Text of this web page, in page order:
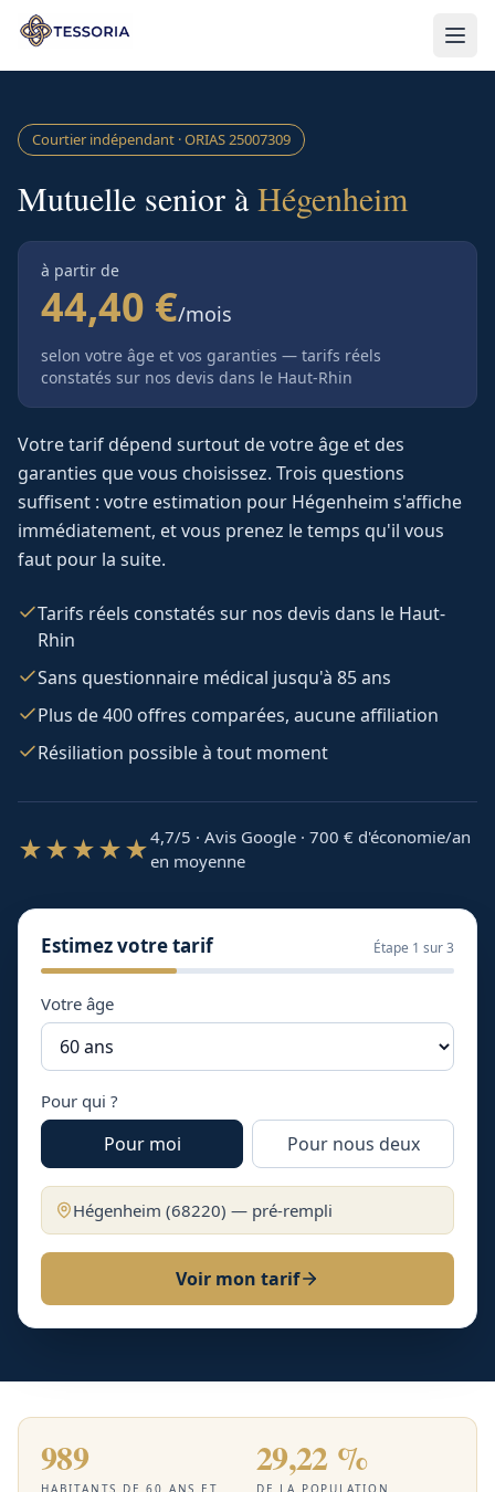
Aller au contenu principal
Courtier indépendant · ORIAS25007309
Mutuelle senior àHégenheim
à partir de
44,40 €/mois
selon votre âge et vos garanties — tarifs réels
constatés sur nos devis dans le Haut-Rhin
Votre tarif dépend surtout de votre âge et des
garanties que vous choisissez. Trois questions
suffisent : votre estimation pour Hégenheim s'affiche
immédiatement, et vous prenez le temps qu'il vous
faut pour la suite.
Tarifs réels constatés sur nos devis dans le Haut-
Rhin
Sans questionnaire médical jusqu'à 85 ans
Plus de 400 offres comparées, aucune affiliation
Résiliation possible à tout moment
★★★★★4,7/5 · Avis Google · 700 € d'économie/an
en moyenne
Estimez votre tarif Étape 1 sur 3
Votre âge
Pour qui ?
Pour moi Pour nous deux
Hégenheim (68220) — pré-rempli
Voir mon tarif
989
HABITANTS DE 60 ANS ET
29,22 %
DE LA POPULATION